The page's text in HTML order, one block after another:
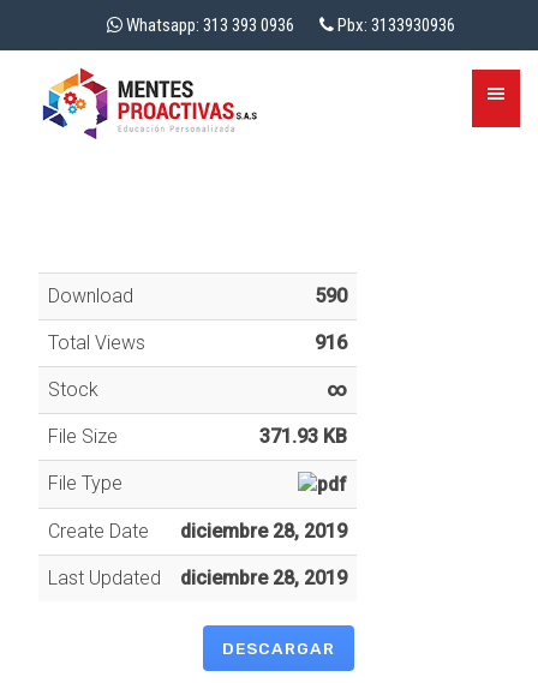
Whatsapp: 313 393 0936 Pbx: 3133930936
Download 590
Total Views 916
Stock ∞
File Size 371.93 KB
File Type
Create Date diciembre 28, 2019
Last Updated diciembre 28, 2019
DESCARGAR